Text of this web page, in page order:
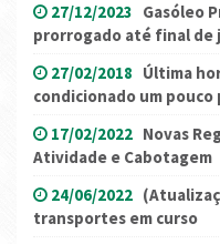
27/12/2023 Gasóleo
prorrogado até final de
27/02/2018 Última
condicionado um pouco
17/02/2022 Novas
Atividade e Cabotagem
24/06/2022
transportes em curso